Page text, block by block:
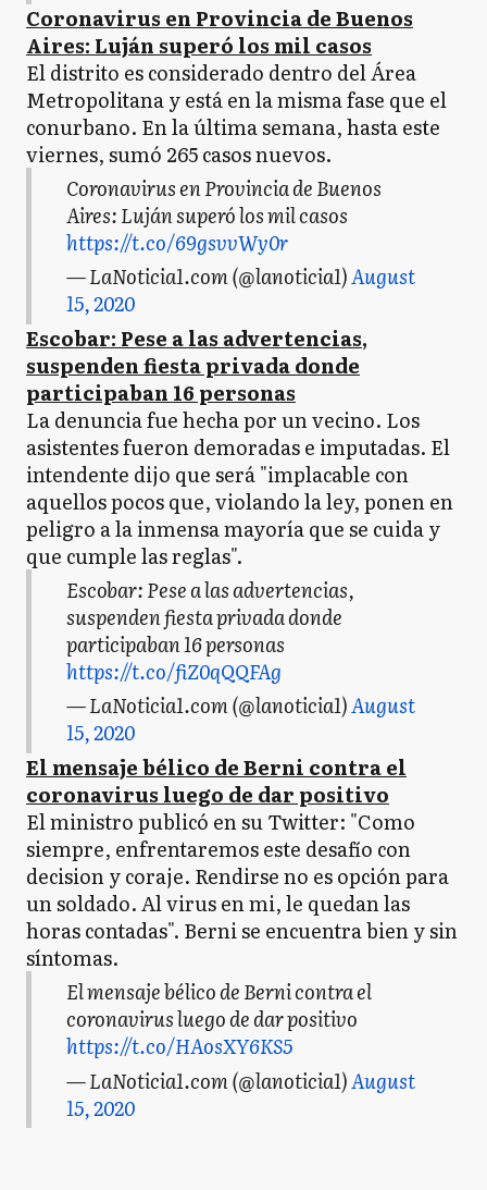
Coronavirus en Provincia de Buenos
Aires: Luján superó los mil casos
El distrito es considerado dentro del Área
Metropolitana y está en la misma fase que el
conurbano. En la última semana, hasta este
viernes, sumó 265 casos nuevos.
Coronavirus en Provincia de Buenos
Aires: Luján superó los mil casos
https://t.co/69gsvvWy0r
— LaNoticia1.com (@lanoticia1)August
15, 2020
Escobar: Pese a las advertencias,
suspenden fiesta privada donde
participaban 16 personas
La denuncia fue hecha por un vecino. Los
asistentes fueron demoradas e imputadas. El
intendente dijo que será "implacable con
aquellos pocos que, violando la ley, ponen en
peligro a la inmensa mayoría que se cuida y
que cumple las reglas".
Escobar: Pese a las advertencias,
suspenden fiesta privada donde
participaban 16 personas
https://t.co/fiZ0qQQFAg
— LaNoticia1.com (@lanoticia1)August
15, 2020
El mensaje bélico de Berni contra el
coronavirus luego de dar positivo
El ministro publicó en su Twitter: "Como
siempre, enfrentaremos este desafío con
decision y coraje. Rendirse no es opción para
un soldado. Al virus en mi, le quedan las
horas contadas". Berni se encuentra bien y sin
síntomas.
El mensaje bélico de Berni contra el
coronavirus luego de dar positivo
https://t.co/HAosXY6KS5
— LaNoticia1.com (@lanoticia1)August
15, 2020